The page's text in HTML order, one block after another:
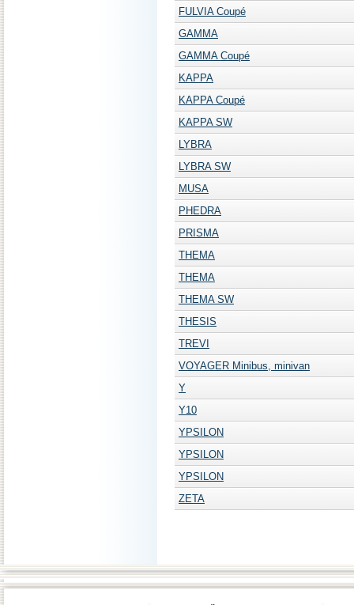
FULVIA Coupé
GAMMA
GAMMA Coupé
KAPPA
KAPPA Coupé
KAPPA SW
LYBRA
LYBRA SW
MUSA
PHEDRA
PRISMA
THEMA
THEMA
THEMA SW
THESIS
TREVI
VOYAGER Minibus, minivan
Y
Y10
YPSILON
YPSILON
YPSILON
ZETA